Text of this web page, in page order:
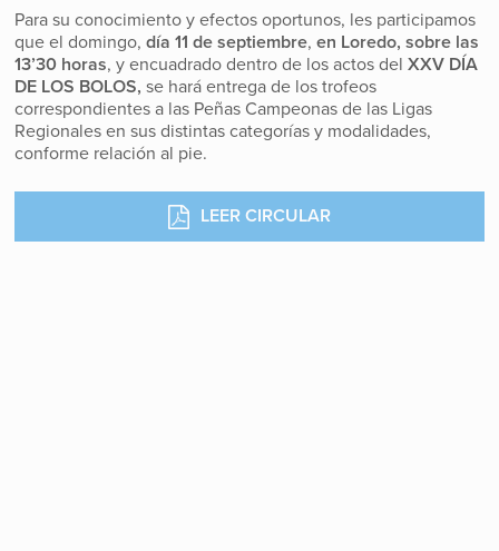
Para su conocimiento y efectos oportunos, les participamos
que el domingo,día 11 de septiembre,en Loredo, sobre las
13’30 horas, y encuadrado dentro de los actos delXXV DÍA
DE LOS BOLOS, se hará entrega de los trofeos
correspondientes a las Peñas Campeonas de las Ligas
Regionales en sus distintas categorías y modalidades,
conforme relación al pie.
LEER CIRCULAR